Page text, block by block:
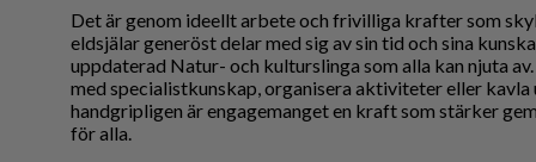
Det är genom ideellt arbete och frivilliga krafter som
eldsjälar generöst delar med sig av sin tid och sina
uppdaterad Natur- och kulturslinga som alla kan njuta
med specialistkunskap, organisera aktiviteter eller
handgripligen är engagemanget en kraft som stärker
för alla.